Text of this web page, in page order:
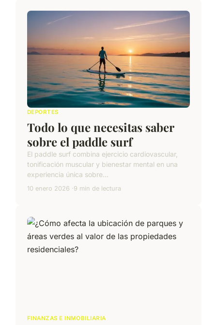
DEPORTES
Todo lo que necesitas saber
sobre el paddle surf
El paddle surf combina ejercicio cardiovascular,
tonificación muscular y bienestar mental en una
experiencia única sobre...
10 enero 2026 9 min de lectura
FINANZAS E INMOBILIARIA